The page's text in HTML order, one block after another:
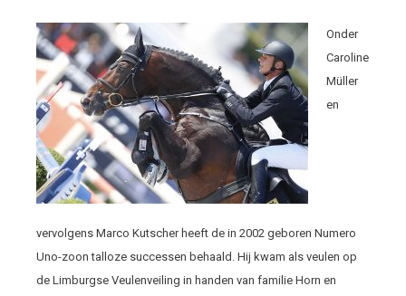
Onder
Caroline
Müller
en
vervolgens Marco Kutscher heeft de in 2002 geboren Numero
Uno-zoon talloze successen behaald. Hij kwam als veulen op
de Limburgse Veulenveiling in handen van familie Horn en